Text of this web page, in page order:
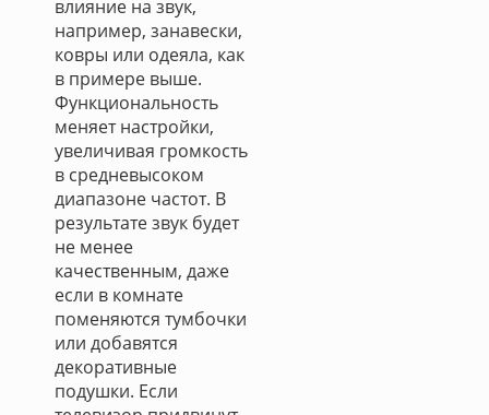
влияние на звук,
например, занавески,
ковры или одеяла, как
в примере выше.
Функциональность
меняет настройки,
увеличивая громкость
в средневысоком
диапазоне частот. В
результате звук будет
не менее
качественным, даже
если в комнате
поменяются тумбочки
или добавятся
декоративные
подушки. Если